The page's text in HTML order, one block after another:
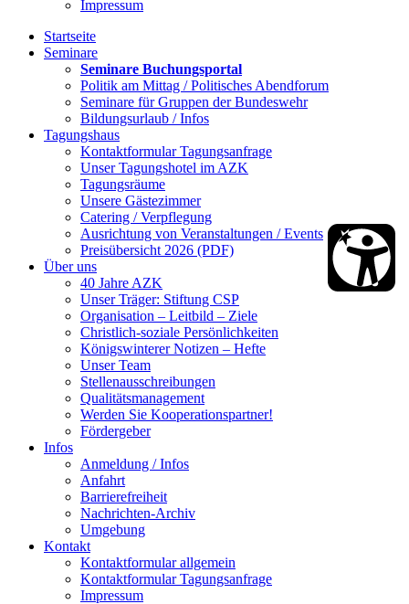
Impressum
Startseite
Seminare
Seminare Buchungsportal
Politik am Mittag / Politisches Abendforum
Seminare für Gruppen der Bundeswehr
Bildungsurlaub / Infos
Tagungshaus
Kontaktformular Tagungsanfrage
Unser Tagungshotel im AZK
Tagungsräume
Unsere Gästezimmer
Catering / Verpflegung
Ausrichtung von Veranstaltungen / Events
Preisübersicht 2026 (PDF)
Über uns
40 Jahre AZK
Unser Träger: Stiftung CSP
Organisation – Leitbild – Ziele
Christlich-soziale Persönlichkeiten
Königswinterer Notizen – Hefte
Unser Team
Stellenausschreibungen
Qualitätsmanagement
Werden Sie Kooperationspartner!
Fördergeber
Infos
Anmeldung / Infos
Anfahrt
Barrierefreiheit
Nachrichten-Archiv
Umgebung
Kontakt
Kontaktformular allgemein
Kontaktformular Tagungsanfrage
Impressum